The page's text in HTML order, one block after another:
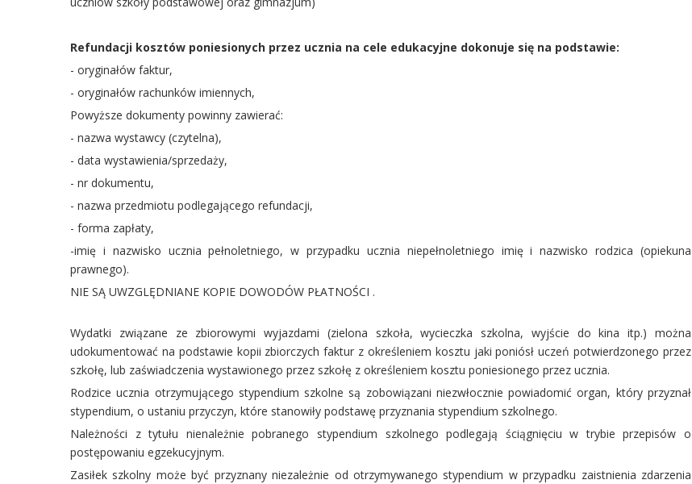
Refundacji kosztów poniesionych przez ucznia na cele edukacyjne dokonuje się na podstawie:
- oryginałów faktur,
- oryginałów rachunków imiennych,
Powyższe dokumenty powinny zawierać:
- nazwa wystawcy (czytelna),
- data wystawienia/sprzedaży,
- nr dokumentu,
- nazwa przedmiotu podlegającego refundacji,
- forma zapłaty,
-imię i nazwisko ucznia pełnoletniego, w przypadku ucznia niepełnoletniego imię i nazwisko rodzica (opiekuna
prawnego).
NIE SĄ UWZGLĘDNIANE KOPIE DOWODÓW PŁATNOŚCI .
Wydatki związane ze zbiorowymi wyjazdami (zielona szkoła, wycieczka szkolna, wyjście do kina itp.) można
udokumentować na podstawie kopii zbiorczych faktur z określeniem kosztu jaki poniósł uczeń potwierdzonego przez
szkołę, lub zaświadczenia wystawionego przez szkołę z określeniem kosztu poniesionego przez ucznia.
Rodzice ucznia otrzymującego stypendium szkolne są zobowiązani niezwłocznie powiadomić organ, który przyznał
stypendium, o ustaniu przyczyn, które stanowiły podstawę przyznania stypendium szkolnego.
Należności z tytułu nienależnie pobranego stypendium szkolnego podlegają ściągnięciu w trybie przepisów o
postępowaniu egzekucyjnym.
Zasiłek szkolny może być przyznany niezależnie od otrzymywanego stypendium w przypadku zaistnienia zdarzenia